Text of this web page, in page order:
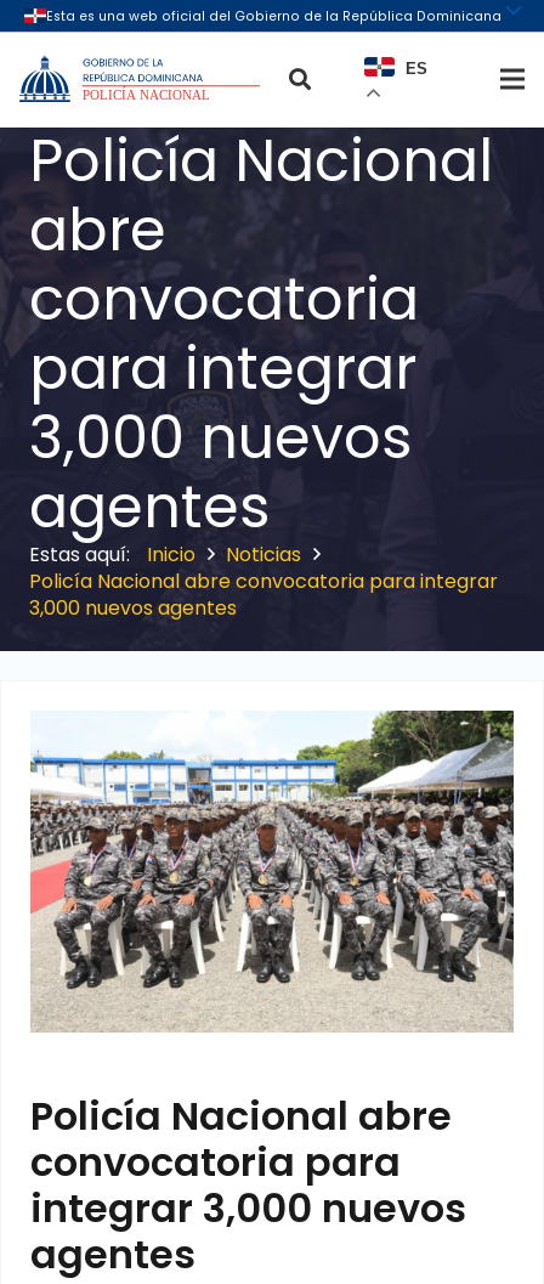
ES
Policía Nacional
abre
convocatoria
para integrar
3,000 nuevos
agentes
Inicio
Noticias
Policía Nacional abre convocatoria para integrar
3,000 nuevos agentes
Policía Nacional abre
convocatoria para
integrar 3,000 nuevos
agentes